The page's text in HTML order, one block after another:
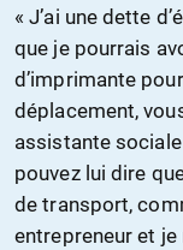
« J’ai une dette
que je pourrais
d’imprimante
déplacement,
assistante
pouvez lui dire
de transport,
entrepreneur et je